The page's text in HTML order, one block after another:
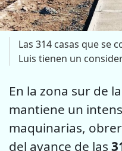
Las 314 casas que se
Luis tienen un
En la zona sur de
mantiene un
maquinarias,
del avance de las